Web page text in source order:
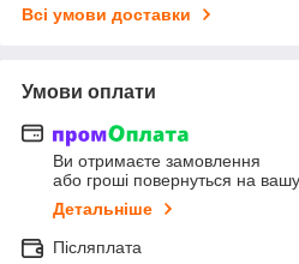
Всі умови доставки
Умови оплати
Ви отримаєте замовлення
або гроші повернуться на
Детальніше
Післяплата